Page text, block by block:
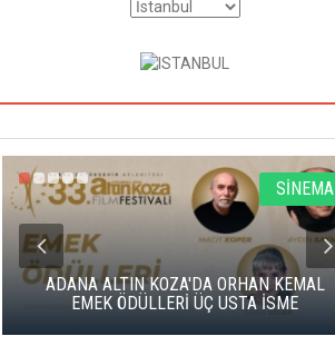
SİNEMA
ADANA ALTIN KOZA'DA ORHAN KEMAL
EMEK ÖDÜLLERİ ÜÇ USTA İSME